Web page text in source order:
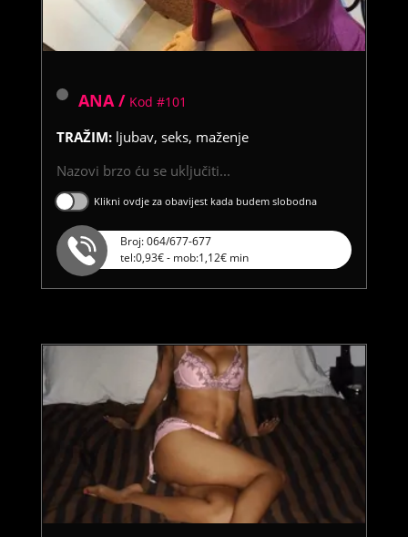
ANA / Kod #101
TRAŽIM: ljubav, seks, maženje
Nazovi brzo ću se uključiti...
Klikni ovdje za obavijest kada budem slobodna
Broj: 064/677-677
tel:0,93€ - mob:1,12€ min